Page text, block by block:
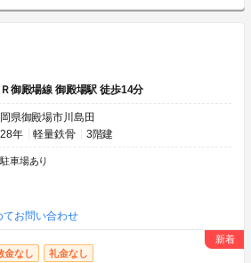
Ｒ御殿場線 御殿場駅 徒歩14分
県御殿場市川島田
年
軽量鉄骨 3階建
駐車場あり
てお問い合わせ
金なし 礼金なし